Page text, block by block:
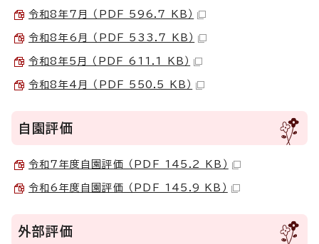
令和8年7月 （PDF 596.7 KB）
令和8年6月 （PDF 533.7 KB）
令和8年5月 （PDF 611.1 KB）
令和8年4月 （PDF 550.5 KB）
自園評価
令和7年度自園評価 （PDF 145.2 KB）
令和6年度自園評価 （PDF 145.9 KB）
外部評価